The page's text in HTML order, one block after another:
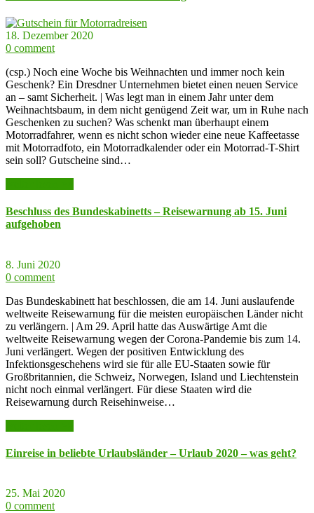
18. Dezember 2020
0 comment
(csp.) Noch eine Woche bis Weihnachten und immer noch kein
Geschenk? Ein Dresdner Unternehmen bietet einen neuen Service
an – samt Sicherheit. | Was legt man in einem Jahr unter dem
Weihnachtsbaum, in dem nicht genügend Zeit war, um in Ruhe nach
Geschenken zu suchen? Was schenkt man überhaupt einem
Motorradfahrer, wenn es nicht schon wieder eine neue Kaffeetasse
mit Motorradfoto, ein Motorradkalender oder ein Motorrad-T-Shirt
sein soll? Gutscheine sind…
Beschluss des Bundeskabinetts – Reisewarnung ab 15. Juni
aufgehoben
8. Juni 2020
0 comment
Das Bundeskabinett hat beschlossen, die am 14. Juni auslaufende
weltweite Reisewarnung für die meisten europäischen Länder nicht
zu verlängern. | Am 29. April hatte das Auswärtige Amt die
weltweite Reisewarnung wegen der Corona-Pandemie bis zum 14.
Juni verlängert. Wegen der positiven Entwicklung des
Infektionsgeschehens wird sie für alle EU-Staaten sowie für
Großbritannien, die Schweiz, Norwegen, Island und Liechtenstein
nicht noch einmal verlängert. Für diese Staaten wird die
Reisewarnung durch Reisehinweise…
Einreise in beliebte Urlaubsländer – Urlaub 2020 – was geht?
25. Mai 2020
0 comment